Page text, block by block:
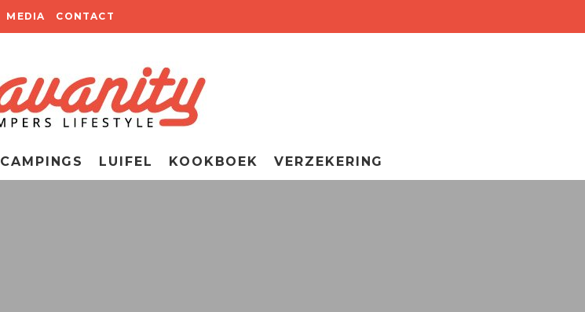
MEDIA CONTACT
CAMPINGS LUIFEL KOOKBOEK VERZEKERING